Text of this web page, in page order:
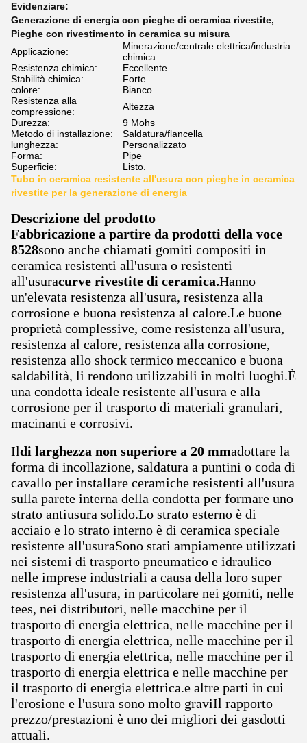
Evidenziare:
Generazione di energia con pieghe di ceramica rivestite,
Pieghe con rivestimento in ceramica su misura
Applicazione:
Minerazione/centrale elettrica/industria
chimica
Resistenza chimica:
Eccellente.
Stabilità chimica:
Forte
colore:
Bianco
Resistenza alla
compressione:
Altezza
Durezza:
9 Mohs
Metodo di installazione:
Saldatura/flancella
lunghezza:
Personalizzato
Forma:
Pipe
Superficie:
Listo.
Tubo in ceramica resistente all'usura con pieghe in ceramica
rivestite per la generazione di energia
Descrizione del prodotto
Fabbricazione a partire da prodotti della voce
8528sono anche chiamati gomiti compositi in
ceramica resistenti all'usura o resistenti
all'usuracurve rivestite di ceramica.Hanno
un'elevata resistenza all'usura, resistenza alla
corrosione e buona resistenza al calore.Le buone
proprietà complessive, come resistenza all'usura,
resistenza al calore, resistenza alla corrosione,
resistenza allo shock termico meccanico e buona
saldabilità, li rendono utilizzabili in molti luoghi.È
una condotta ideale resistente all'usura e alla
corrosione per il trasporto di materiali granulari,
macinanti e corrosivi.
Ildi larghezza non superiore a 20 mmadottare la
forma di incollazione, saldatura a puntini o coda di
cavallo per installare ceramiche resistenti all'usura
sulla parete interna della condotta per formare uno
strato antiusura solido.Lo strato esterno è di
acciaio e lo strato interno è di ceramica speciale
resistente all'usuraSono stati ampiamente utilizzati
nei sistemi di trasporto pneumatico e idraulico
nelle imprese industriali a causa della loro super
resistenza all'usura, in particolare nei gomiti, nelle
tees, nei distributori, nelle macchine per il
trasporto di energia elettrica, nelle macchine per il
trasporto di energia elettrica, nelle macchine per il
trasporto di energia elettrica, nelle macchine per il
trasporto di energia elettrica e nelle macchine per
il trasporto di energia elettrica.e altre parti in cui
l'erosione e l'usura sono molto graviIl rapporto
prezzo/prestazioni è uno dei migliori dei gasdotti
attuali.